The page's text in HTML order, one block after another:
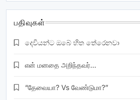
பதிவுகள்
දෙවියන්ට ඔබේ හිත තේරෙනවා
என் மனதை அறிந்தவர்…
“தேவையா? Vs வேண்டுமா?”